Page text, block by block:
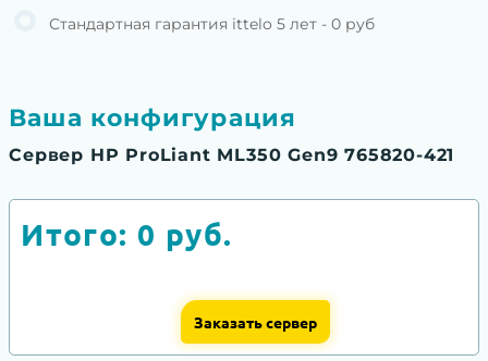
Стандартная гарантия ittelo 5 лет - 0 руб
Ваша конфигурация
Сервер HP ProLiant ML350 Gen9 765820-421
Итого: 0 руб.
Заказать сервер